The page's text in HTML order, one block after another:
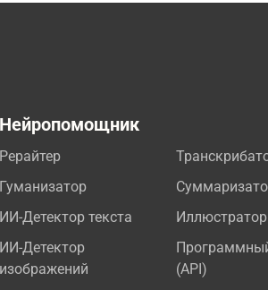
Нейропомощник
Рерайтер
Гуманизатор
ИИ-Детектор текста
ИИ-Детектор
изображений
Иллюстратор
(API)